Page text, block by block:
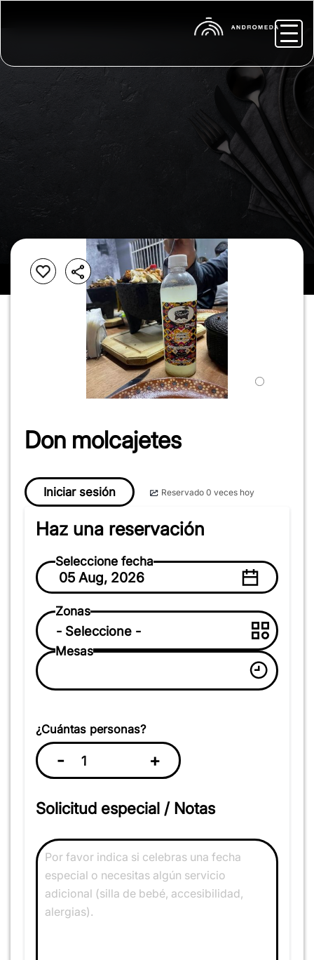
Don molcajetes
Iniciar sesión Reservado 0 veces hoy
Haz una reservación
Seleccione fecha
05 Aug, 2026
Zonas
Mesas
¿Cuántas personas?
- +
Solicitud especial / Notas